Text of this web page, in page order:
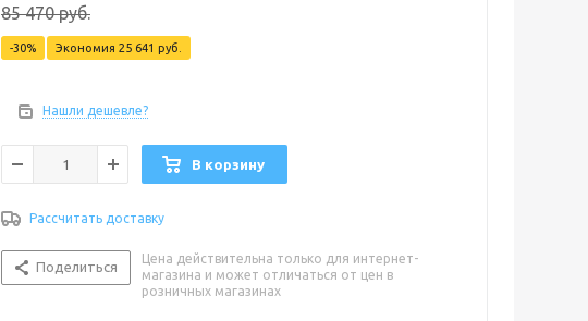
85 470руб.
-30% Экономия 25 641 руб.
Нашли дешевле?
В корзину
Рассчитать доставку
Поделиться
Цена действительна только для интернет-
магазина и может отличаться от цен в
розничных магазинах